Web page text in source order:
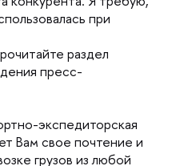
при
раздел
пресс-
экспедиторская
Вам свое почтение и
грузов из любой